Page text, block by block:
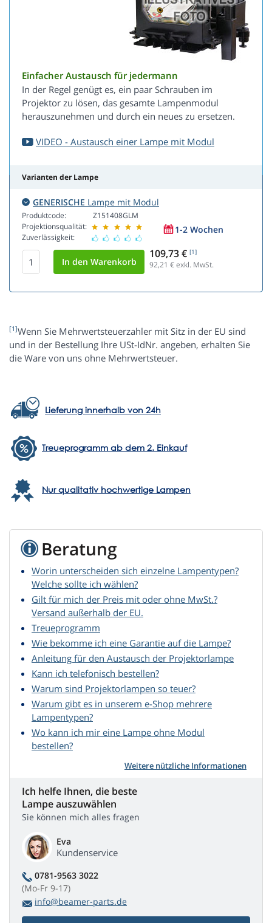
Einfacher Austausch für jedermann
In der Regel genügt es, ein paar Schrauben im
Projektor zu lösen, das gesamte Lampenmodul
herauszunehmen und durch ein neues zu ersetzen.
VIDEO - Austausch einer Lampe mit Modul
Varianten der Lampe
GENERISCHE Lampe mit Modul
Produktcode:
Projektionsqualität:
Zuverlässigkeit:
Z151408GLM
1-2 Wochen
109,73 € [1]
92,21 € exkl. MwSt.
[1]Wenn Sie Mehrwertsteuerzahler mit Sitz in der EU sind
und in der Bestellung Ihre USt-IdNr. angeben, erhalten Sie
die Ware von uns ohne Mehrwertsteuer.
Lieferung innerhalb von 24h
Treueprogramm ab dem 2. Einkauf
Nur qualitativ hochwertige Lampen
Beratung
Worin unterscheiden sich einzelne Lampentypen?
Welche sollte ich wählen?
Gilt für mich der Preis mit oder ohne MwSt.?
Versand außerhalb der EU.
Treueprogramm
Wie bekomme ich eine Garantie auf die Lampe?
Anleitung für den Austausch der Projektorlampe
Kann ich telefonisch bestellen?
Warum sind Projektorlampen so teuer?
Warum gibt es in unserem e-Shop mehrere
Lampentypen?
Wo kann ich mir eine Lampe ohne Modul
bestellen?
Weitere nützliche Informationen
Ich helfe Ihnen, die beste
Lampe auszuwählen
Sie können mich alles fragen
Eva
Kundenservice
0781-9563 3022
(Mo-Fr 9-17)
info@beamer-parts.de